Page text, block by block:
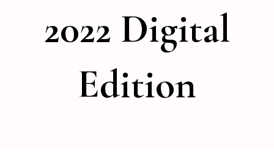
2022 Digital
Edition